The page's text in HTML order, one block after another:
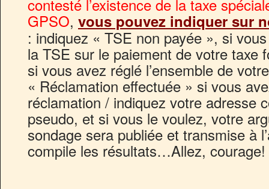
contesté l’existence de la taxe
GPSO, vous pouvez indiquer sur
: indiquez « TSE non payée », si
la TSE sur le paiement de votre taxe
si vous avez réglé l’ensemble de
« Réclamation effectuée » si vous
réclamation / indiquez votre adresse
pseudo, et si vous le voulez, votre
sondage sera publiée et transmise à
compile les résultats…Allez, courage!